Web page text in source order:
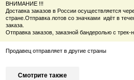
ВНИМАНИЕ !!!
Доставка заказов в России осуществляется
стране.Отправка лотов со значками идёт в
заказа.
Отправка заказов, заказной бандеролью с трек-
Продавец отправляет в другие страны
Смотрите также